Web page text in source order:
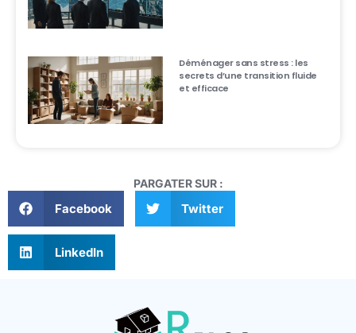
Déménager sans stress : les
secrets d’une transition fluide
et efficace
PARGATER SUR :
Facebook Twitter
LinkedIn